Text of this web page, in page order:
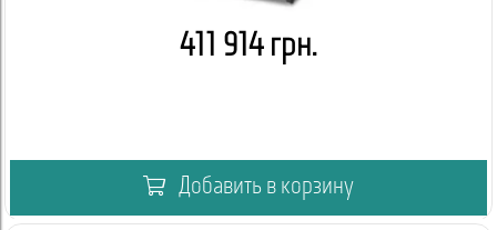
411 914 грн.
Добавить в корзину